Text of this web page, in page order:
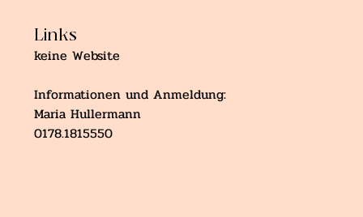
Links
keine Website
Informationen und Anmeldung:
Maria Hullermann
0178.1815550